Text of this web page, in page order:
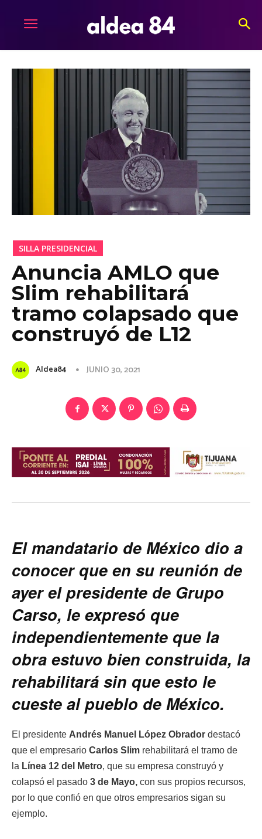
SILLA PRESIDENCIAL
Anuncia AMLO que
Slim rehabilitará
tramo colapsado que
construyó de L12
Aldea84 JUNIO 30, 2021
El mandatario de México dio a
conocer que en su reunión de
ayer el presidente de Grupo
Carso, le expresó que
independientemente que la
obra estuvo bien construida, la
rehabilitará sin que esto le
cueste al pueblo de México.
El presidente Andrés Manuel López Obrador destacó
que el empresario Carlos Slim rehabilitará el tramo de
la Línea 12 del Metro, que su empresa construyó y
colapsó el pasado 3 de Mayo, con sus propios recursos,
por lo que confió en que otros empresarios sigan su
ejemplo.